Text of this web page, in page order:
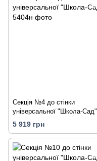
Секція №4 до стінки
універсальної "Школа-Сад"
5 919 грн